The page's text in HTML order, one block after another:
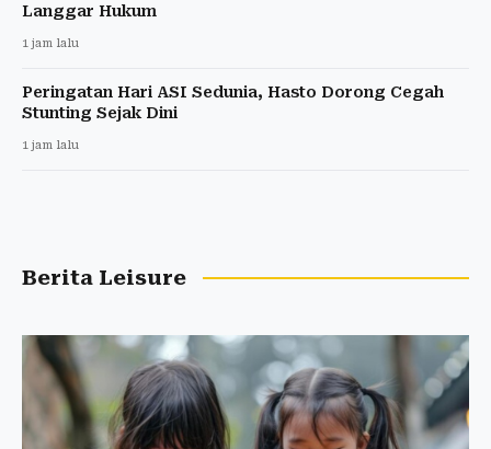
Langgar Hukum
1 jam lalu
Peringatan Hari ASI Sedunia, Hasto Dorong Cegah
Stunting Sejak Dini
1 jam lalu
Berita Leisure